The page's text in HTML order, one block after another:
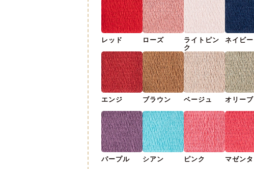
レッド ローズ
ライトピン
ク
ネイビー
エンジ ブラウン ベージュ オリーブ
パープル シアン ピンク マゼンタ